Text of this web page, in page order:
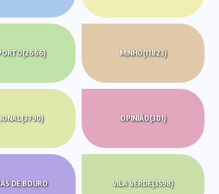
(2666) MINHO(11823)
(3790) OPINIÃO(301)
DE BOURO
VILA VERDE(3598)